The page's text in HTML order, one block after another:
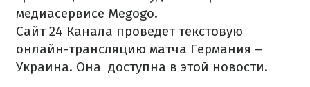
медиасервисе Megogo.
Сайт 24 Канала проведет текстовую
онлайн-трансляцию матча Германия –
Украина. Она доступна в этой новости.